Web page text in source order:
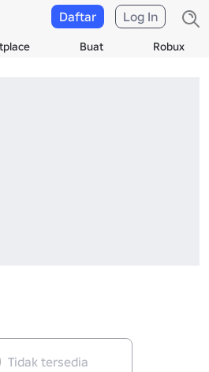
Buat Robux
Daftar Log In
Tidak tersedia